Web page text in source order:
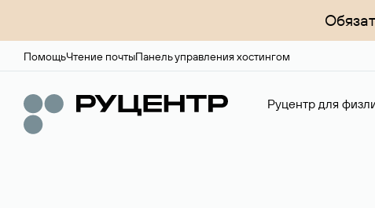
ПомощьЧтение почтыПанель управления хостингом
Руцентр для